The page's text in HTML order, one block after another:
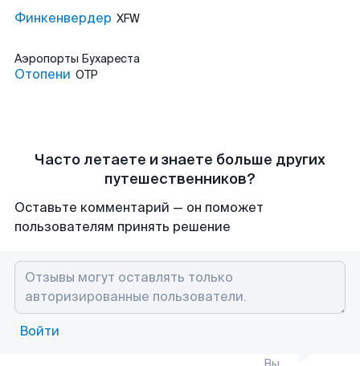
Финкенвердер XFW
Аэропорты Бухареста
Отопени OTP
Часто летаете и знаете больше других
путешественников?
Оставьте комментарий — он поможет
пользователям принять решение
Войти